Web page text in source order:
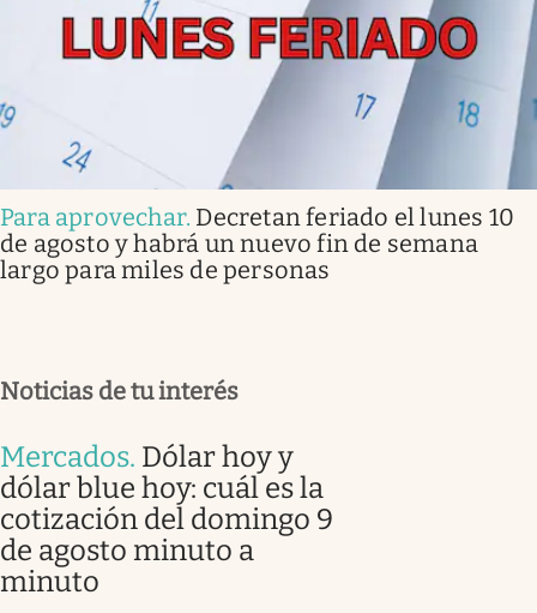
Para aprovechar. Decretan feriado el lunes 10
de agosto y habrá un nuevo fin de semana
largo para miles de personas
Noticias de tu interés
Mercados. Dólar hoy y
dólar blue hoy: cuál es la
cotización del domingo 9
de agosto minuto a
minuto